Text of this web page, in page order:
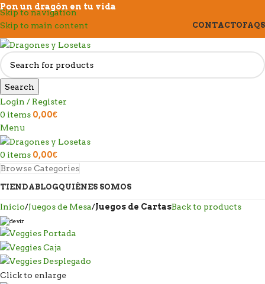
Skip to navigation
Skip to main content
Pon un dragón en tu vida
CONTACTOFAQS
Search
Login / Register
0 items 0,00€
Menu
0 items 0,00€
Browse Categories
TIENDABLOGQUIÉNES SOMOS
Inicio Juegos de Mesa Juegos de CartasBack to products
Click to enlarge